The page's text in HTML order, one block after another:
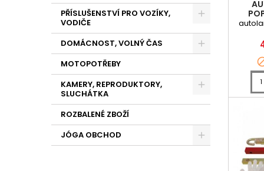
PŘÍSLUŠENSTVÍ PRO VOZÍKY,
VODIČE
DOMÁCNOST, VOLNÝ ČAS
MOTOPOTŘEBY
KAMERY, REPRODUKTORY,
SLUCHÁTKA
ROZBALENÉ ZBOŽÍ
JÓGA OBCHOD